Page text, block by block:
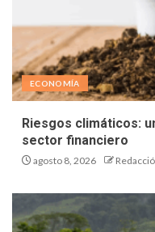
ECONOMÍA
Riesgos climáticos:
sector financiero
agosto 8, 2026